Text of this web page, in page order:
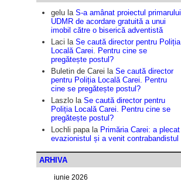
gelu la S-a amânat proiectul primarului
UDMR de acordare gratuită a unui
imobil către o biserică adventistă
Laci la Se caută director pentru Poliția
Locală Carei. Pentru cine se
pregătește postul?
Buletin de Carei la Se caută director
pentru Poliția Locală Carei. Pentru
cine se pregătește postul?
Laszlo la Se caută director pentru
Poliția Locală Carei. Pentru cine se
pregătește postul?
Lochli papala Primăria Carei: a plecat
evazionistul și a venit contrabandistul
ARHIVA
iunie 2026